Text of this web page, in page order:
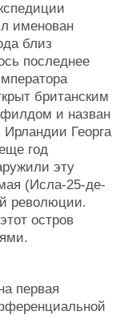
именован
близ
последнее
британским
и назван
Георга
год
эту
(Исла-25-де-
революции.
остров
первая